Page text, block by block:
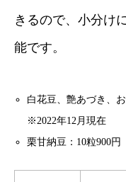
きるので、小分け
能です。
白花豆、艶あづき、
※2022年12月現在
栗甘納豆：10粒900